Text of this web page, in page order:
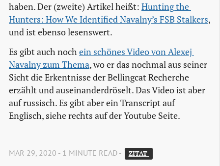
haben. Der (zweite) Artikel heißt: Hunting the
Hunters: How We Identified Navalny’s FSB Stalkers,
und ist ebenso lesenswert.
Es gibt auch nochein schönes Video von Alexej
Navalny zum Thema, wo er das nochmal aus seiner
Sicht die Erkentnisse der Bellingcat Recherche
erzählt und auseinanderdröselt. Das Video ist aber
auf russisch. Es gibt aber ein Transcript auf
Englisch, siehe rechts auf der Youtube Seite.
MAR 29, 2020 - 1 MINUTE READ - ZITAT